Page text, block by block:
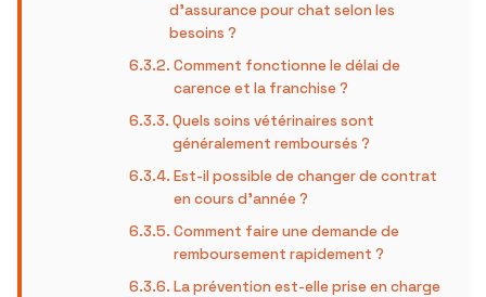
d’assurance pour chat selon les
besoins ?
Comment fonctionne le délai de
carence et la franchise ?
Quels soins vétérinaires sont
généralement remboursés ?
Est-il possible de changer de contrat
en cours d’année ?
Comment faire une demande de
remboursement rapidement ?
La prévention est-elle prise en charge